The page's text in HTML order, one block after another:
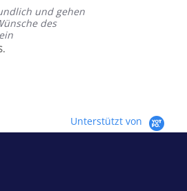
und gehen
des
Unterstützt von